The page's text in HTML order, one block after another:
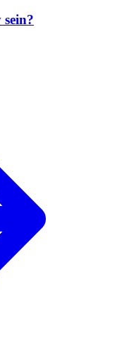
sein?